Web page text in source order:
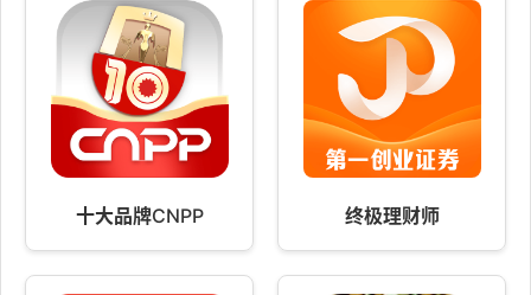
十大品牌CNPP 终极理财师